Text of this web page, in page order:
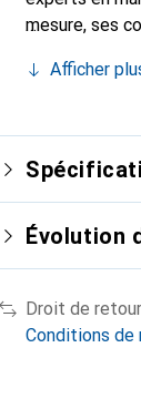
mesure, ses
marque
Afficher
Évolution
Droit de
Conditions de